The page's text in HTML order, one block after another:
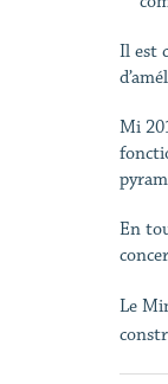
Il est
Mi
En
Le